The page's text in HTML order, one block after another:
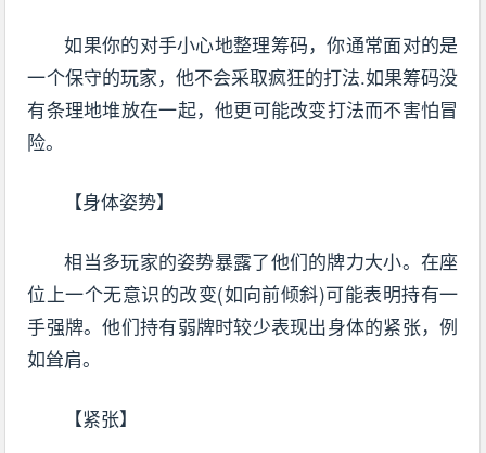
如果你的对手小心地整理筹码，你通常面对的是
一个保守的玩家，他不会采取疯狂的打法.如果筹码没
有条理地堆放在一起，他更可能改变打法而不害怕冒
险。
【身体姿势】
相当多玩家的姿势暴露了他们的牌力大小。在座
位上一个无意识的改变(如向前倾斜)可能表明持有一
手强牌。他们持有弱牌时较少表现出身体的紧张，例
如耸肩。
【紧张】